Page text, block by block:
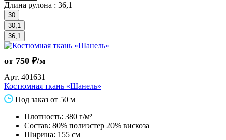
Длина рулона : 36,1
30
30,1
36,1
от 750 ₽/м
Арт. 401631
Костюмная ткань «Шанель»
Под заказ от 50 м
Плотность: 380 г/м²
Состав: 80% полиэстер 20% вискоза
Ширина: 155 см